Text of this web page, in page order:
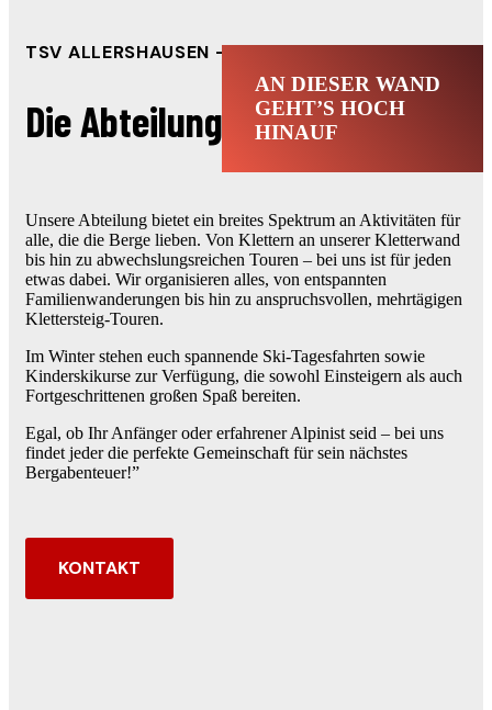
AN DIESER WAND
GEHT’S HOCH
HINAUF
TSV ALLERSHAUSEN - ALPIN
Die Abteilung ALPIN
Unsere Abteilung bietet ein breites Spektrum an Aktivitäten für
alle, die die Berge lieben. Von Klettern an unserer Kletterwand
bis hin zu abwechslungsreichen Touren – bei uns ist für jeden
etwas dabei. Wir organisieren alles, von entspannten
Familienwanderungen bis hin zu anspruchsvollen, mehrtägigen
Klettersteig-Touren.
Im Winter stehen euch spannende Ski-Tagesfahrten sowie
Kinderskikurse zur Verfügung, die sowohl Einsteigern als auch
Fortgeschrittenen großen Spaß bereiten.
Egal, ob Ihr Anfänger oder erfahrener Alpinist seid – bei uns
findet jeder die perfekte Gemeinschaft für sein nächstes
Bergabenteuer!”
KONTAKT